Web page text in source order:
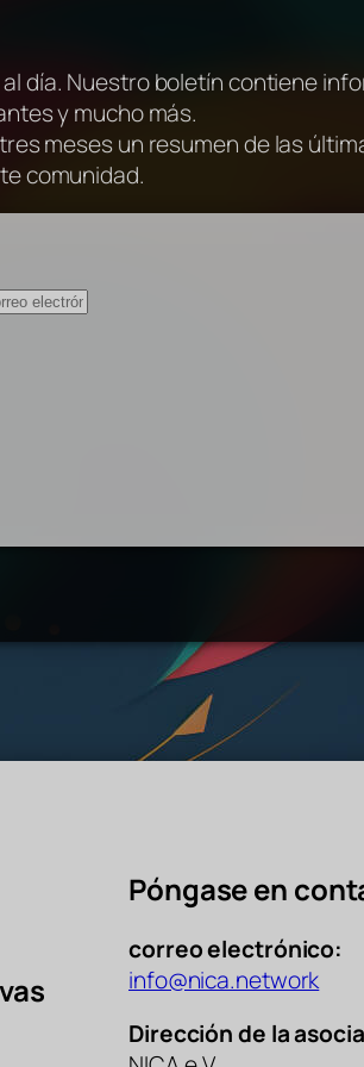
día. Nuestro boletín contiene
y mucho más.
meses un resumen de las
comunidad.
Póngase en
correo electrónico:
info@nica.network
Dirección de la